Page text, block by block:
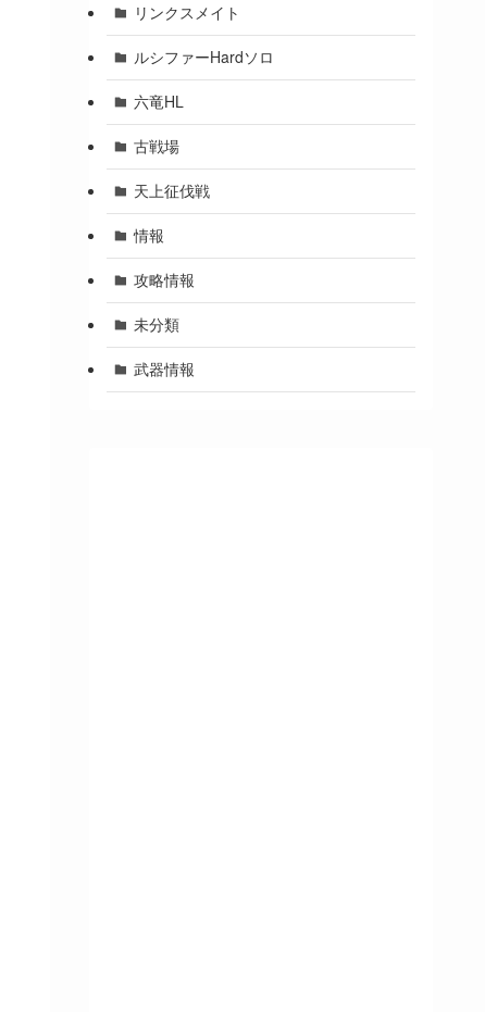
リンクスメイト
ルシファーHardソロ
六竜HL
古戦場
天上征伐戦
情報
攻略情報
未分類
武器情報